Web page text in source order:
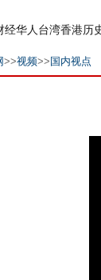
经华人 台湾香港历
>>视频>> 国内视点